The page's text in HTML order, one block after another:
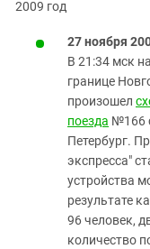
2009 год
27 ноября
В 21:34 мск
границе
произошел
поезда №166
Петербург.
экспресса"
устройства
результате
96 человек,
количество